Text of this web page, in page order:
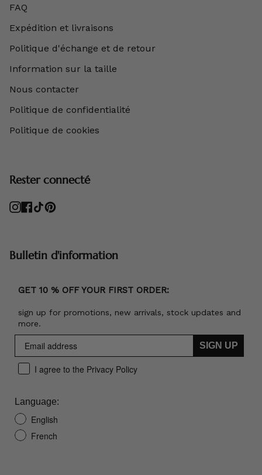
FAQ
Expédition et livraisons
Politique d'échange et de retour
Information sur la taille
Nous contacter
Politique de confidentialité
Politique de cookies
Rester connecté
Instagram
Facebook
TikTokPinterest
Bulletin d'information
GET 10 % OFF YOUR FIRST ORDER:
sign up for promotions, new arrivals, stock updates and
more.
SIGN UP
I agree to the Privacy Policy
Language:
English
French